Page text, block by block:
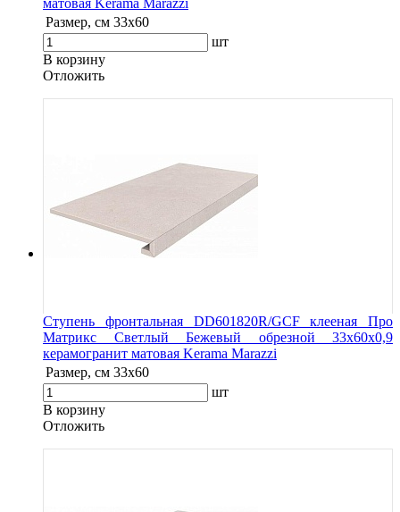
матовая Kerama Marazzi
Размер, см 33x60
шт
В корзину
Oтложить
Ступень фронтальная DD601820R/GCF клееная Про
Матрикс Светлый Бежевый обрезной 33x60x0,9
керамогранит матовая Kerama Marazzi
Размер, см 33x60
шт
В корзину
Oтложить